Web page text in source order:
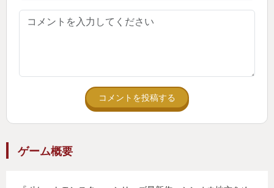
コメントを投稿する
ゲーム概要